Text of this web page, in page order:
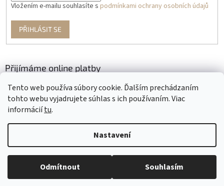
Tento web používa súbory cookie. Ďalším prechádzaním
tohto webu vyjadrujete súhlas s ich používaním. Viac
informáciítu.
Nastavení
Odmítnout Souhlasím
Vložením e-mailu souhlasíte s podmínkami ochrany osobních údajů
PŘIHLÁSIT SE
Přijímáme online platby
Vytvořil Shoptet
Copyright 2026Krajčírkovo . Všechna práva vyhrazena.